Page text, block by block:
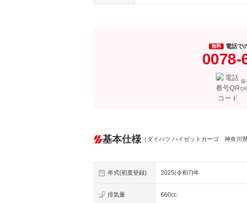
無料 電話で
0078-
基本仕様 （ダイハツ ハイゼットカーゴ 神奈川県
年式(初度登録) 2025(令和7)年
排気量 660cc